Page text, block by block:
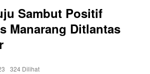
Sambut Positif
Manarang Ditlantas
324 Dilihat